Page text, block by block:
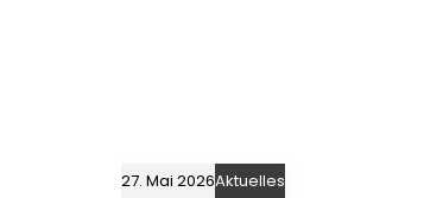
27. Mai 2026Aktuelles